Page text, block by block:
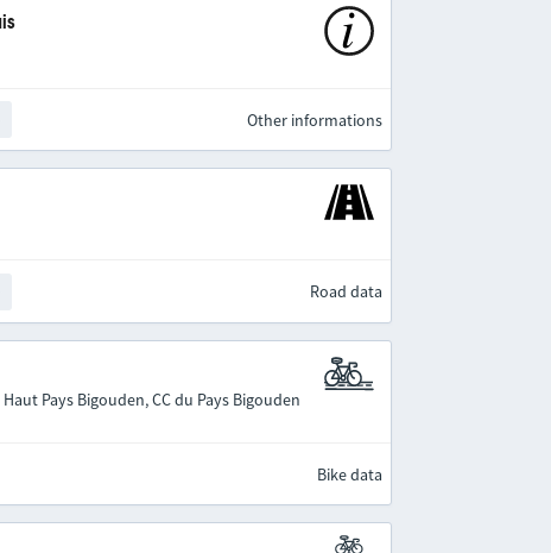
Other informations
Road data
Pays Bigouden, CC du Pays Bigouden
Bike data